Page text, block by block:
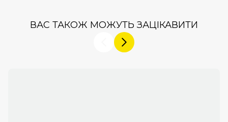
ВАС ТАКОЖ МОЖУТЬ ЗАЦІКАВИТИ